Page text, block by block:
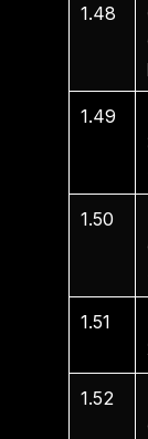
1.48
1.49
1.50
1.51
1.52